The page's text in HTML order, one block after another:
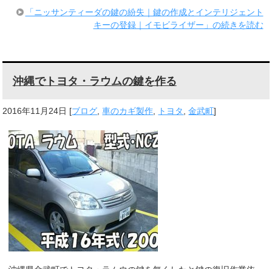
「ニッサンティーダの鍵の紛失｜鍵の作成とインテリジェント
キーの登録｜イモビライザー」の続きを読む
沖縄でトヨタ・ラウムの鍵を作る
2016年11月24日 [ブログ ,車のカギ製作 トヨタ ,金武町]